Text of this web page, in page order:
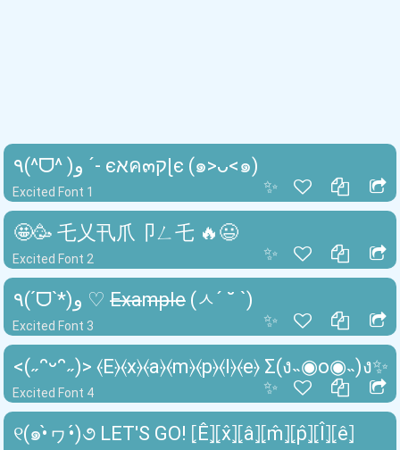
✨
Excited Font 1
٩(^ᗜ^ )و ´- єאค๓קɭє (๑>ᴗ<๑)
✨
Excited Font 2
🤩🥳 乇乂卂爪卩ㄥ乇 🔥😃
✨
Excited Font 3
٩(ˊᗜˋ*)و ♡ E̶x̶a̶m̶p̶l̶e̶ (ㅅ´ ˘ `)
✨
Excited Font 4
<(˶ᵔᵕᵔ˶)> ⦑E⦒⦑x⦒⦑a⦒⦑m⦒⦑p⦒⦑l⦒⦑e⦒ Σ(ง˵◉o◉˵)ง✨
୧(๑•̀ヮ•́)૭ LET'S GO! ⦏Ê⦎⦏x̂⦎⦏â⦎⦏m̂⦎⦏p̂⦎⦏l̂⦎⦏ê⦎